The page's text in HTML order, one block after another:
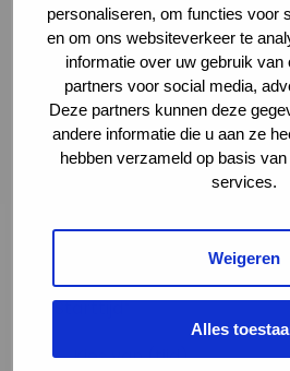
personaliseren, om functies voor
en om ons websiteverkeer te
informatie over uw gebruik
partners voor social media,
Deze partners kunnen deze
andere informatie die u aan ze
hebben verzameld op basis
services.
Weigeren
Alles
Volledige omschrijving*
Starttijd*